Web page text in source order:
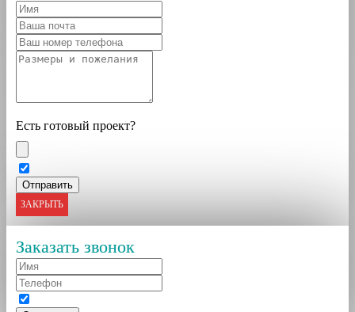
Есть готовый проект?
ЗАКРЫТЬ
Заказать звонок